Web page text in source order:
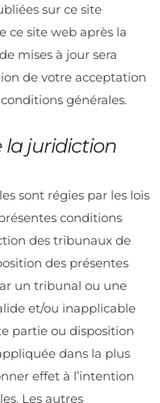
sur ce site
ce site web après la
mises à jour sera
de votre acceptation
générales.
la juridiction
sont régies par les lois
conditions
des tribunaux de
des présentes
un tribunal ou une
et/ou inapplicable
partie ou disposition
dans la plus
effet à l’intention
Les autres